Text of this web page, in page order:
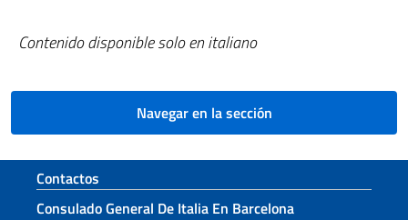
Contenido disponible solo en italiano
Navegar en la sección
Sezione footer
Contactos
Consulado General De Italia En Barcelona